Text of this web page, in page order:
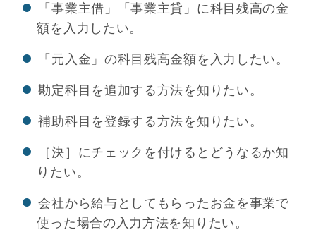
「事業主借」「事業主貸」に科目残高の金
額を入力したい。
「元入金」の科目残高金額を入力したい。
勘定科目を追加する方法を知りたい。
補助科目を登録する方法を知りたい。
［決］にチェックを付けるとどうなるか知
りたい。
会社から給与としてもらったお金を事業で
使った場合の入力方法を知りたい。